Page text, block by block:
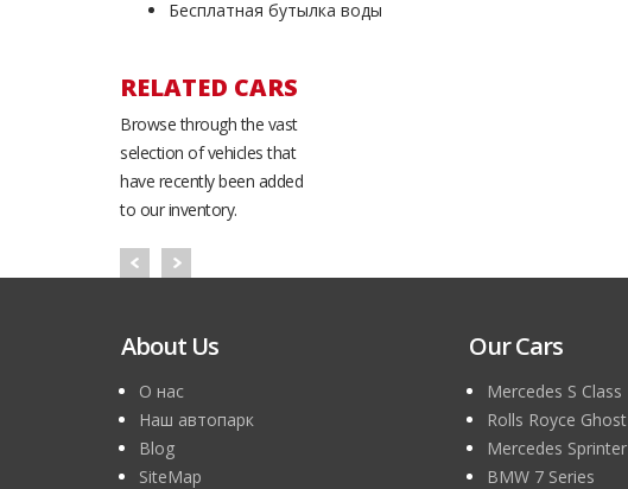
Бесплатная бутылка воды
RELATED CARS
Browse through the vast
selection of vehicles that
have recently been added
to our inventory.
About Us
О нас
Наш автопарк
Blog
SiteMap
Our Cars
Mercedes S Class
Rolls Royce Ghost
Mercedes Sprinter
BMW 7 Series